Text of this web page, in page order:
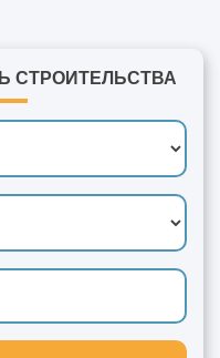
СТРОИТЕЛЬСТВА